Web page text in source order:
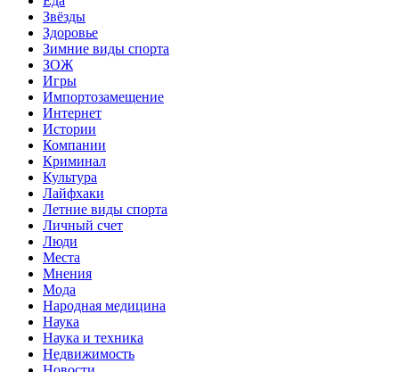
Звёзды
Здоровье
Зимние виды спорта
ЗОЖ
Игры
Импортозамещение
Интернет
Истории
Компании
Криминал
Культура
Лайфхаки
Летние виды спорта
Личный счет
Люди
Места
Мнения
Мода
Народная медицина
Наука
Наука и техника
Недвижимость